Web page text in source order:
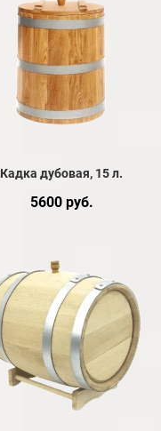
Кадка дубовая, 15 л.
5600 руб.